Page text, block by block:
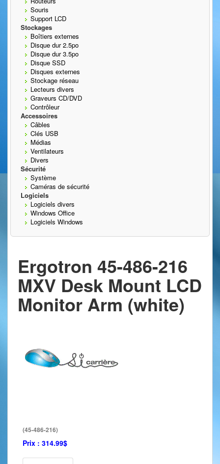
Souris
Support LCD
Stockages
Boîtiers externes
Disque dur 2.5po
Disque dur 3.5po
Disque SSD
Disques externes
Stockage réseau
Lecteurs divers
Graveurs CD/DVD
Contrôleur
Accessoires
Câbles
Clés USB
Médias
Ventilateurs
Divers
Sécurité
Système
Caméras de sécurité
Logiciels
Logiciels divers
Windows Office
Logiciels Windows
Ergotron 45-486-216
MXV Desk Mount LCD
Monitor Arm (white)
(45-486-216)
Prix : 314.99$